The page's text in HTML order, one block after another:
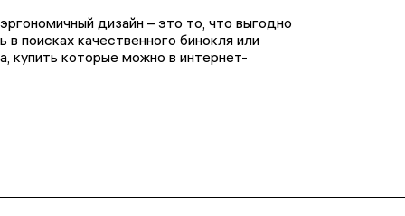
дизайн – это то, что выгодно
поисках качественного бинокля или
купить которые можно в интернет-